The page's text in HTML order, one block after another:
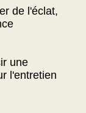
de l'éclat,
une
l'entretien